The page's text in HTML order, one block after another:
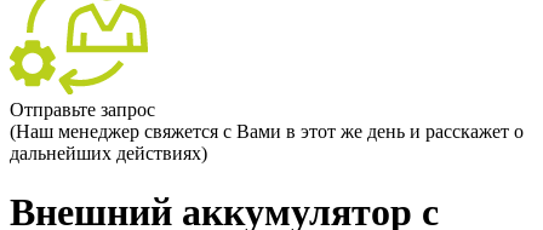
Отправьте запрос
(Наш менеджер свяжется с Вами в этот же день и расскажет о
дальнейших действиях)
Внешний аккумулятор с